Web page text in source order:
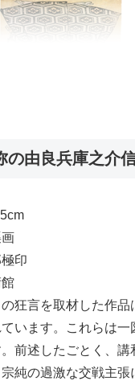
の由良兵庫之介
印
狂言を取材した作品
います。これらは一
前述したごとく、
純の過激な交戦主張